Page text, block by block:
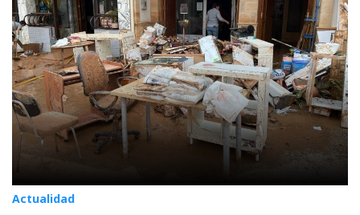
Actualidad